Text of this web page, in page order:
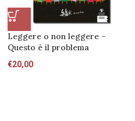
Leggere o non leggere –
Questo è il problema
€20,00